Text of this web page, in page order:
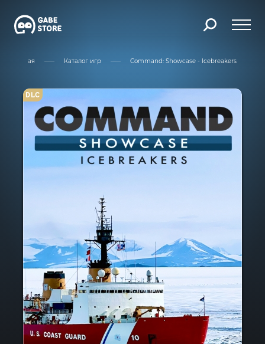
Главная Каталог игр Command: Showcase - Icebreakers
DLC